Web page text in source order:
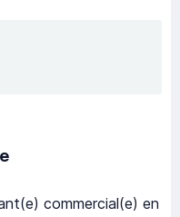
commercial(e) en